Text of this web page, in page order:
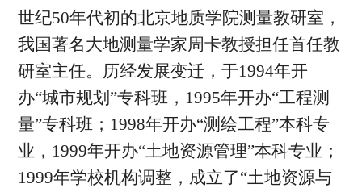
世纪50年代初的北京地质学院测量教研室，
我国著名大地测量学家周卡教授担任首任教
研室主任。历经发展变迁，于1994年开
办“城市规划”专科班，1995年开办“工程测
量”专科班；1998年开办“测绘工程”本科专
业，1999年开办“土地资源管理”本科专业；
1999年学校机构调整，成立了“土地资源与